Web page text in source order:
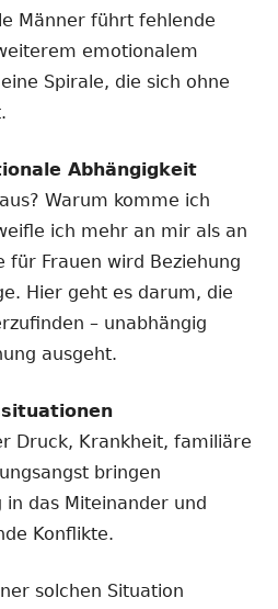
Männer führt fehlende
emotionalem
Spirale, die sich ohne
Abhängigkeit
Warum komme ich
ich mehr an mir als an
für Frauen wird Beziehung
Hier geht es darum, die
– unabhängig
ausgeht.
Druck, Krankheit, familiäre
bringen
in das Miteinander und
Konflikte.
solchen Situation